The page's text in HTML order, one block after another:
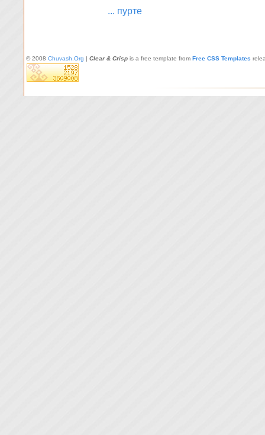
... пурте
© 2008 Chuvash.Org | Clear & Crisp is a free template from Free CSS Templates